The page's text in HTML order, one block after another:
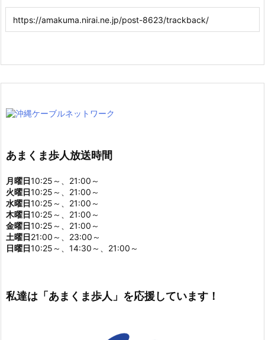
あまくま歩人放送時間
月曜日10:25～、21:00～
火曜日10:25～、21:00～
水曜日10:25～、21:00～
木曜日10:25～、21:00～
金曜日10:25～、21:00～
土曜日21:00～、23:00～
日曜日10:25～、14:30～、21:00～
私達は「あまくま歩人」を応援しています！